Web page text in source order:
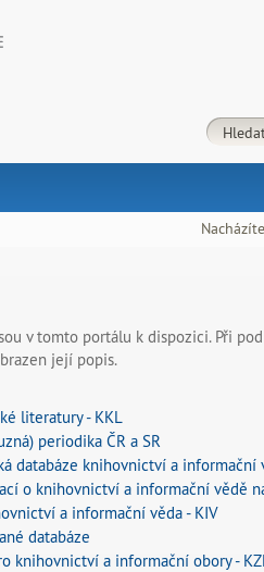
v tomto portálu k dispozici. Při
její popis.
literatury - KKL
periodika ČR a SR
databáze knihovnictví a informační
o knihovnictví a informační vědě
a informační věda - KIV
databáze
knihovnictví a informační obory -